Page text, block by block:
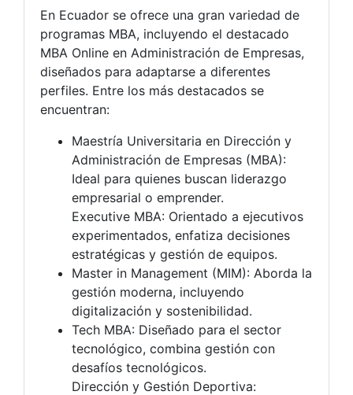
En Ecuador se ofrece una gran variedad de
programas MBA, incluyendo el destacado
MBA Online en Administración de Empresas,
diseñados para adaptarse a diferentes
perfiles. Entre los más destacados se
encuentran:
Maestría Universitaria en Dirección y
Administración de Empresas (MBA):
Ideal para quienes buscan liderazgo
empresarial o emprender.
Executive MBA: Orientado a ejecutivos
experimentados, enfatiza decisiones
estratégicas y gestión de equipos.
Master in Management (MIM): Aborda la
gestión moderna, incluyendo
digitalización y sostenibilidad.
Tech MBA: Diseñado para el sector
tecnológico, combina gestión con
desafíos tecnológicos.
Dirección y Gestión Deportiva: